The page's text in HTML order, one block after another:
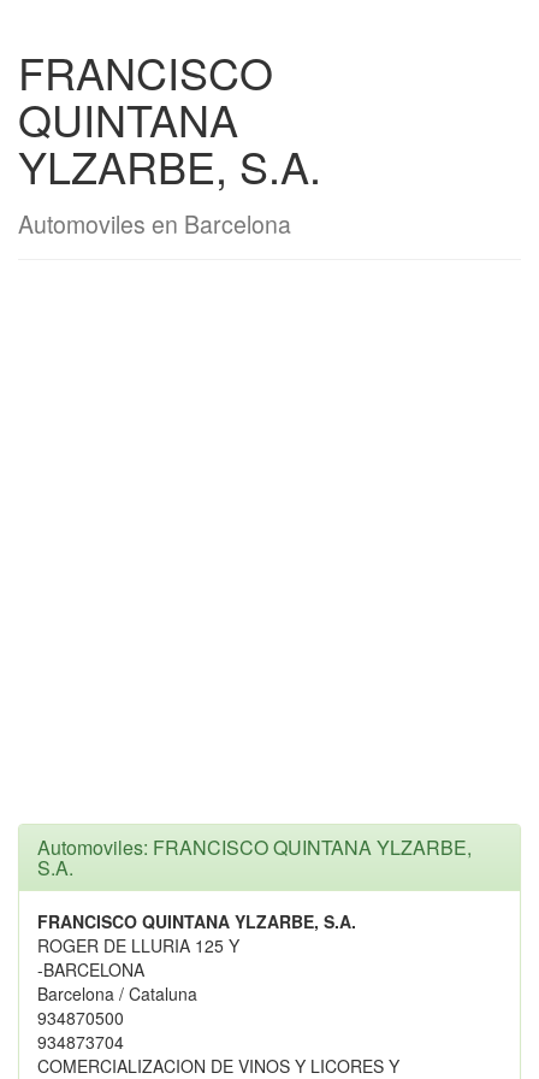
FRANCISCO
QUINTANA
YLZARBE, S.A.
Automoviles en Barcelona
Automoviles: FRANCISCO QUINTANA YLZARBE,
S.A.
FRANCISCO QUINTANA YLZARBE, S.A.
ROGER DE LLURIA 125 Y
-BARCELONA
Barcelona / Cataluna
934870500
934873704
COMERCIALIZACION DE VINOS Y LICORES Y